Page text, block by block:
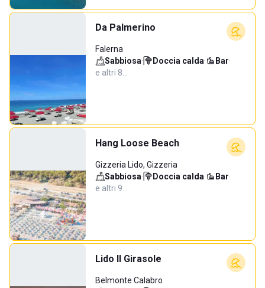
Da Palmerino
Falerna
Sabbiosa· Doccia calda· Bar·
e altri 8…
Hang Loose Beach
Gizzeria Lido, Gizzeria
Sabbiosa· Doccia calda· Bar·
e altri 9…
Lido Il Girasole
Belmonte Calabro